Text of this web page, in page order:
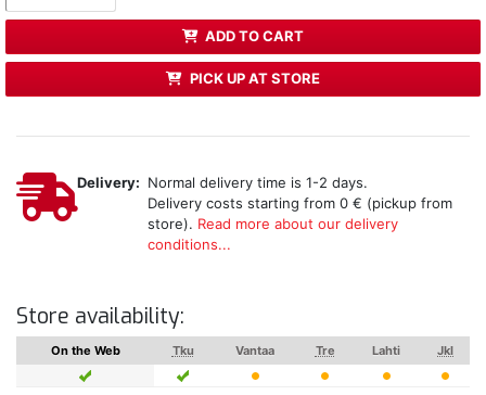
ADD TO CART
PICK UP AT STORE
Delivery: Normal delivery time is 1-2 days.
Delivery costs starting from 0 € (pickup from
store). Read more about our delivery
conditions...
Store availability:
On the Web Tku Vantaa Tre Lahti Jkl